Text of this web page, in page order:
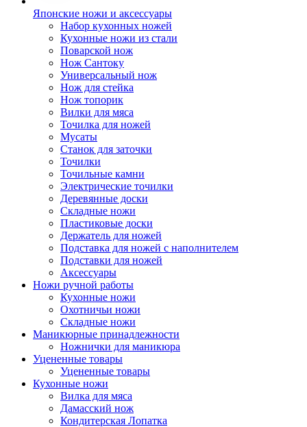
Японские ножи и аксессуары
Набор кухонных ножей
Кухонные ножи из стали
Поварской нож
Нож Сантоку
Универсальный нож
Нож для стейка
Нож топорик
Вилки для мяса
Точилка для ножей
Мусаты
Станок для заточки
Точилки
Точильные камни
Электрические точилки
Деревянные доски
Складные ножи
Пластиковые доски
Держатель для ножей
Подставка для ножей с наполнителем
Подставки для ножей
Аксессуары
Ножи ручной работы
Кухонные ножи
Охотничьи ножи
Складные ножи
Маникюрные принадлежности
Ножнички для маникюра
Уцененные товары
Уцененные товары
Кухонные ножи
Вилка для мяса
Дамасский нож
Кондитерская Лопатка